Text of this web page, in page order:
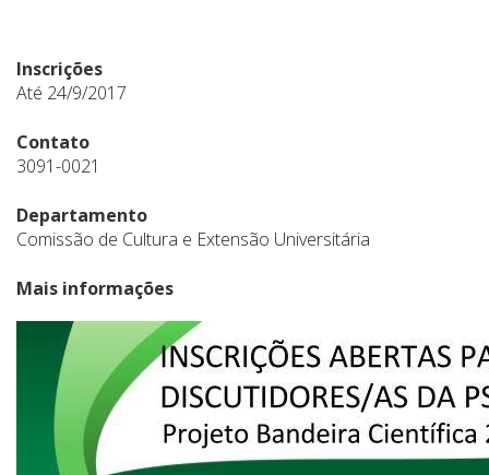
Inscrições
Até 24/9/2017
Contato
3091-0021
Departamento
Comissão de Cultura e Extensão Universitária
Mais informações